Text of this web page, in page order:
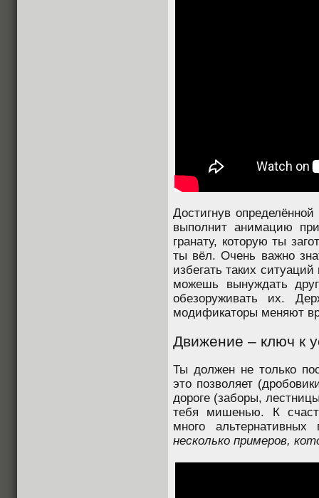
Достигнув
выполнит анимацию
гранату, которую ты
ты вёл. Очень важно
избегать таких
можешь вынуждать
обезоруживать их.
модификаторы меняют
Движение – ключ к
Ты должен не только
это позволяет
дороге (заборы,
тебя мишенью. К
много
несколько примеров,